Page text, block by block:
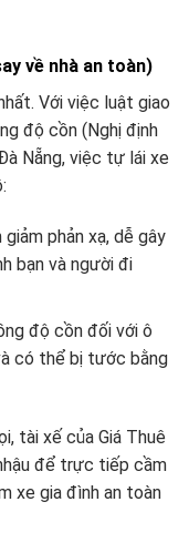
về nhà an toàn)
Với việc luật giao
độ cồn (Nghị định
Nẵng, việc tự lái xe
phản xạ, dễ gây
bạn và người đi
độ cồn đối với ô
có thể bị tước bằng
tài xế của Giá Thuê
để trực tiếp cầm
xe gia đình an toàn